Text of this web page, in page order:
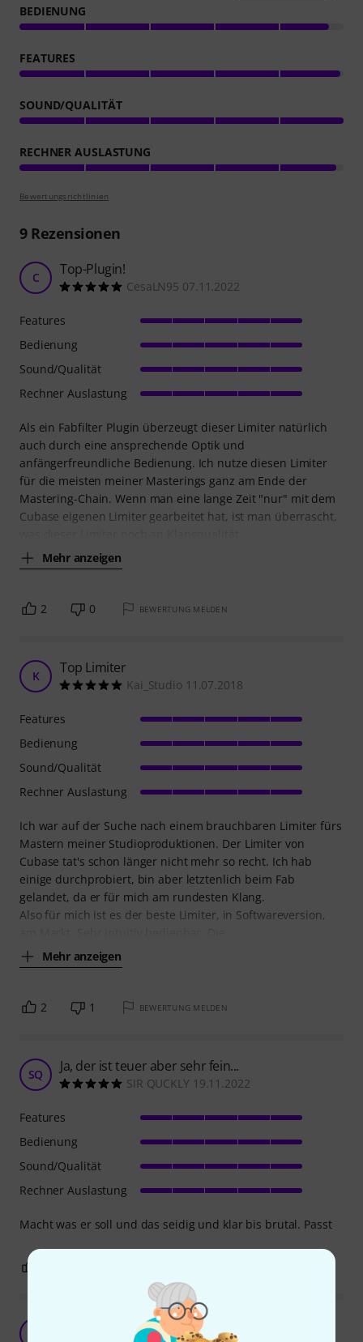
BEDIENUNG
FEATURES
SOUND/QUALITÄT
RECHNER AUSLASTUNG
Bewertungsrichtlinien
9Rezensionen
C Top-Plugin!
CesaLN95 07.11.2022
Als ein Fabfilter Plugin überzeugt dieser Limiter natürlich
auch durch eine ansprechende Optik und
anfängerfreundliche Bedienung. Ich nutze diesen Limiter
für die meisten meiner Masterings ganz am Ende der
Mastering-Chain. Wenn man eine lange Zeit "nur" mit dem
Cubase eigenen Limiter gearbeitet hat, ist man überrascht,
Mehr anzeigen
Features
Bedienung
Sound/Qualität
Rechner Auslastung
2 0 BEWERTUNG MELDEN
K Top Limiter
Kai_Studio 11.07.2018
Ich war auf der Suche nach einem brauchbaren Limiter fürs
Mastern meiner Studioproduktionen. Der Limiter von
Cubase tat's schon länger nicht mehr so recht. Ich hab
einige durchprobiert, bin aber letztenlich beim Fab
gelandet, da er für mich am rundesten Klang.
Also für mich ist es der beste Limiter, in Softwareversion,
Mehr anzeigen
Features
Bedienung
Sound/Qualität
Rechner Auslastung
2 1 BEWERTUNG MELDEN
SQ Ja, der ist teuer aber sehr fein...
SIR QUCKLY 19.11.2022
Macht was er soll und das seidig und klar bis brutal. Passt
Features
Bedienung
Sound/Qualität
Rechner Auslastung
FabFilter Pro-L 2